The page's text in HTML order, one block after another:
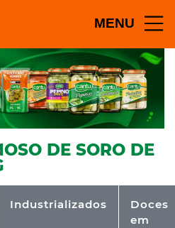
MENU
DE SORO DE
Industrializados
Doces
em